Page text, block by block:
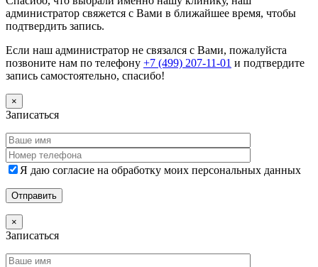
администратор свяжется с Вами в ближайшее время, чтобы
подтвердить запись.
Если наш администратор не связался с Вами, пожалуйста
позвоните нам по телефону +7 (499) 207-11-01 и подтвердите
запись самостоятельно, спасибо!
×
Записаться
Я даю согласие на обработку моих персональных данных
×
Записаться